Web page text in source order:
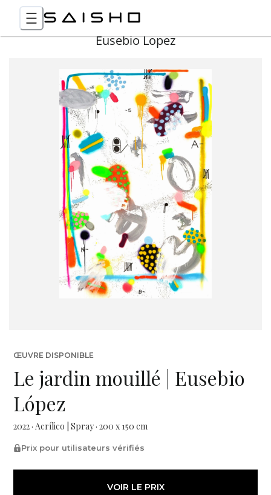
Eusebio Lopez
ŒUVRE DISPONIBLE
Le jardin mouillé | Eusebio
López
2022 · Acrílico | Spray · 200 x 150 cm
Prix pour utilisateurs vérifiés
VOIR LE PRIX